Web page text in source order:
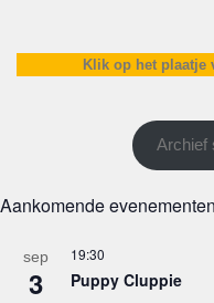
Klik op het plaatje
Archief
Aankomende evenementen
sep
3
19:30
Puppy Cluppie